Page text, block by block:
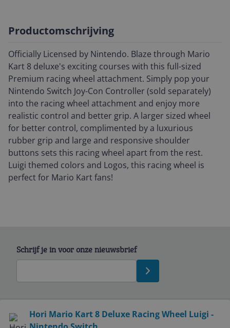
Productomschrijving
Officially Licensed by Nintendo. Blaze through Mario
Kart 8 deluxe's exciting courses with this full-sized
Premium racing wheel attachment. Simply pop your
Nintendo Switch Joy-Con Controller (sold separately)
into the racing wheel attachment and enjoy more
realistic control and better grip. A larger sized wheel
for better control, complimented by a luxurious
rubber grip and large and responsive shoulder
buttons sets this racing wheel apart from the rest.
Luigi themed colors and Logos, this racing wheel is
perfect for Mario Kart fans!
Hori Mario Kart 8 Deluxe Racing Wheel Luigi -
Schrijf je in voor onze nieuwsbrief